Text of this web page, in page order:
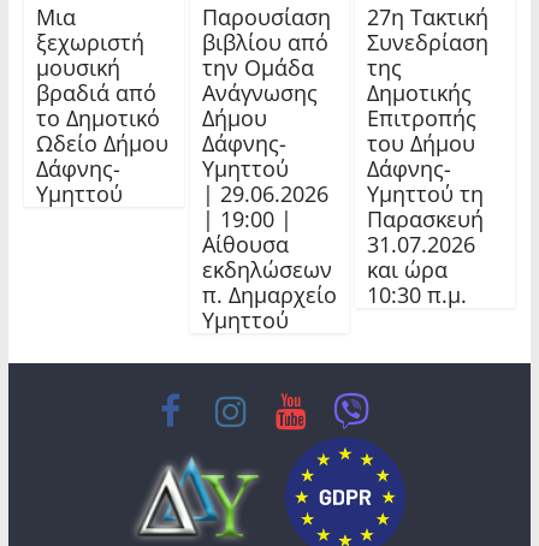
Μια
ξεχωριστή
μουσική
βραδιά από
το Δημοτικό
Ωδείο Δήμου
Δάφνης-
Υμηττού
Παρουσίαση
βιβλίου από
την Ομάδα
Ανάγνωσης
Δήμου
Δάφνης-
Υμηττού
| 29.06.2026
| 19:00 |
Αίθουσα
εκδηλώσεων
π. Δημαρχείο
Υμηττού
27η Τακτική
Συνεδρίαση
της
Δημοτικής
Επιτροπής
του Δήμου
Δάφνης-
Υμηττού τη
Παρασκευή
31.07.2026
και ώρα
10:30 π.μ.